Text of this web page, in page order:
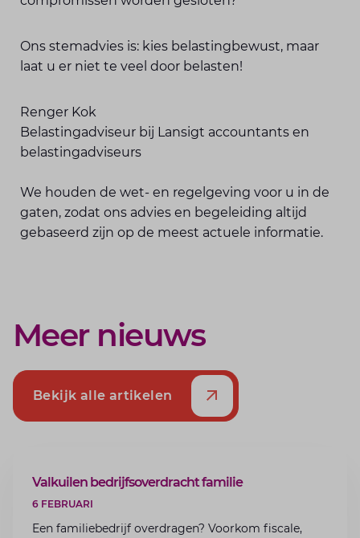
Ons stemadvies is: kies belastingbewust, maar
laat u er niet te veel door belasten!
Renger Kok
Belastingadviseur bij Lansigt accountants en
belastingadviseurs
We houden de wet- en regelgeving voor u in de
gaten, zodat ons advies en begeleiding altijd
gebaseerd zijn op de meest actuele informatie.
Meer nieuws
Bekijk alle artikelen
ARTIKEL
Valkuilen bedrijfsoverdracht familie
6 FEBRUARI
Een familiebedrijf overdragen? Voorkom fiscale,